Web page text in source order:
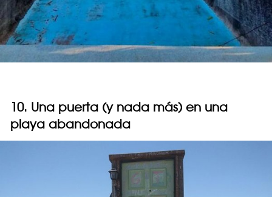
10. Una puerta (y nada más) en una
playa abandonada